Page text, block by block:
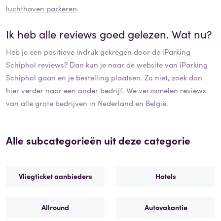
luchthaven parkeren.
Ik heb alle reviews goed gelezen. Wat nu?
Heb je een positieve indruk gekregen door de iParking
Schiphol reviews? Dan kun je naar de website van iParking
Schiphol gaan en je bestelling plaatsen. Zo niet, zoek dan
hier verder naar een ander bedrijf. We verzamelen reviews
van alle grote bedrijven in Nederland en België.
Alle subcategorieën uit deze categorie
Vliegticket aanbieders Hotels
Allround Autovakantie